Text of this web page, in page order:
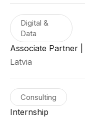
Digital &
Data
Associate Partner |
Latvia
Consulting
Internship